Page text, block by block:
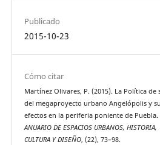
Publicado
2015-10-23
Cómo citar
Martínez Olivares, P. (2015). La Política de
del megaproyecto urbano Angelópolis y
efectos en la periferia poniente de Puebla.
ANUARIO DE ESPACIOS URBANOS, HISTORIA,
CULTURA Y DISEÑO, (22), 73–98.